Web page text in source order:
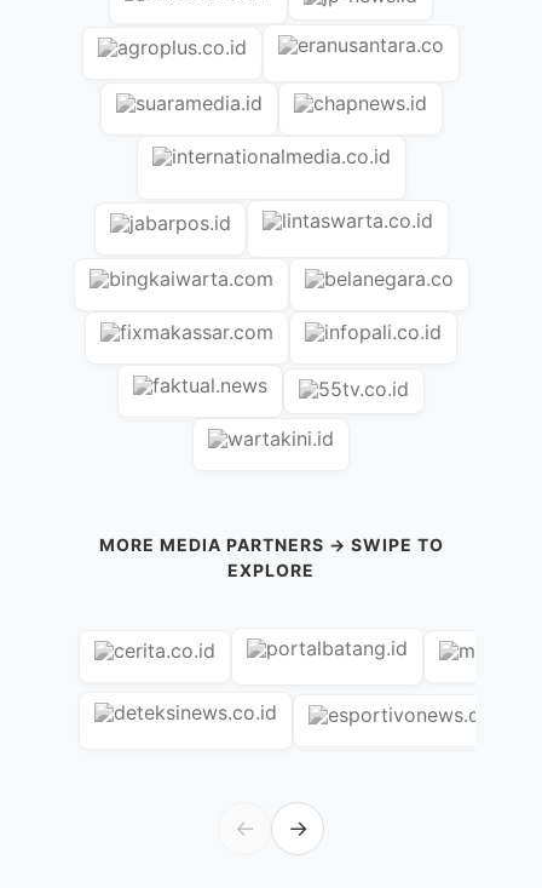
MORE MEDIA PARTNERS → SWIPE TO
EXPLORE
← →